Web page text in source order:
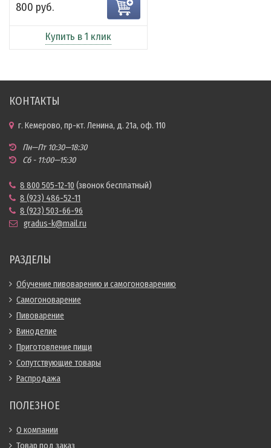
800 руб.
Купить в 1 клик
КОНТАКТЫ
г. Кемерово, пр-кт. Ленина, д. 21а, оф. 110
Пн—Пт 10:30—18:30
Сб - 11:00—15:30
8 800 505-12-10 (звонок бесплатный)
8 (923) 486-52-11
8 (923) 503-66-96
gradus-k@mail.ru
РАЗДЕЛЫ
Обучение пивоварению и самогоноварению
Самогоноварение
Пивоварение
Виноделие
Приготовление пищи
Сопутствующие товары
Распродажа
ПОЛЕЗНОЕ
О компании